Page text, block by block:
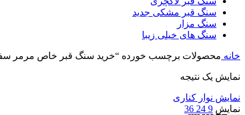
سنگ قبر مشکی جدید
سنگ مزار
سنگ های خیلی زیبا
خانه محصولات برچسب خورده “خرید سنگ قبر خاص مرمر
نمایش یک نتیجه
نمایش نوار کناری
نمایش 9
24
36